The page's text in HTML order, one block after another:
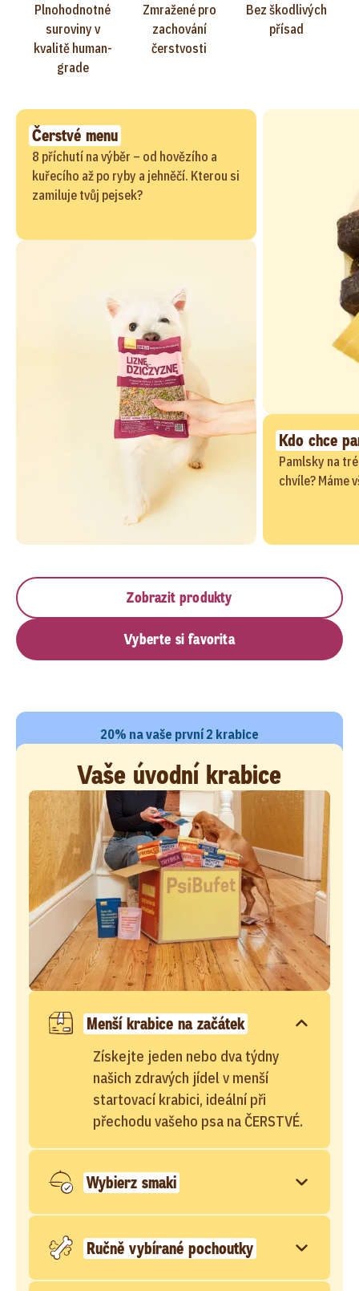
Plnohodnotné
suroviny v
kvalitě human-
grade
Zmražené pro
zachování
čerstvosti
Bez škodlivých
přísad
Čerstvé menu
8 příchutí na výběr – od hovězího a
kuřecího až po ryby a jehněčí. Kterou si
zamiluje tvůj pejsek?
Kdo chce
Pamlsky na
chvíle? Máme
Zobrazit produkty
Vyberte si favorita
20% na vaše první 2 krabice
Vaše úvodní krabice
Menší krabice na začátek
Získejte jeden nebo dva týdny
našich zdravých jídel v menší
startovací krabici, ideální při
přechodu vašeho psa na ČERSTVÉ.
Wybierz smaki
Ručně vybírané pochoutky